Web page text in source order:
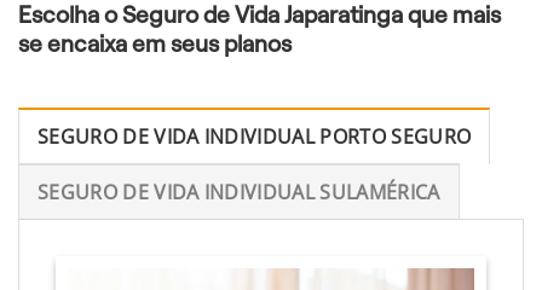
Escolha o Seguro de Vida Japaratinga que mais
se encaixa em seus planos
SEGURO DE VIDA INDIVIDUAL PORTO SEGURO
SEGURO DE VIDA INDIVIDUAL SULAMÉRICA